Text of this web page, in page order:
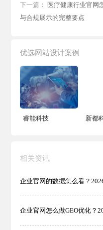
下一篇：
医疗健康行业官网
与合规展示的完整要点
优选网站设计案例
睿能科技 新都
相关资讯
企业官网的数据怎么看？